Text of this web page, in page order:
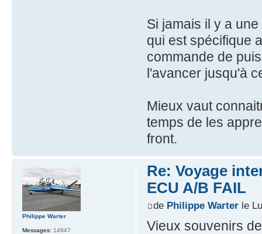
Si jamais il y a
qui est spécifique
commande de
l'avancer jusqu'à
Mieux vaut
temps de les
front.
Re: Voyage
ECU A/B FAIL
de Philippe Warterle
Vieux souvenirs
Philippe Warter
Messages: 14947